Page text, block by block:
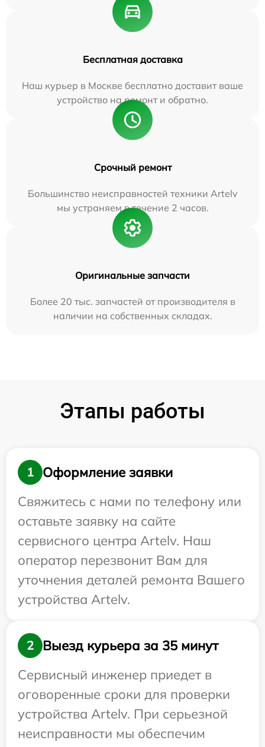
Бесплатная доставка
Наш курьер в Москве бесплатно доставит ваше
устройство на ремонт и обратно.
Срочный ремонт
Большинство неисправностей техники Artelv
мы устраняем в течение 2 часов.
Оригинальные запчасти
Более 20 тыс. запчастей от производителя в
наличии на собственных складах.
Этапы работы
1
Оформление заявки
Свяжитесь с нами по телефону или
оставьте заявку на сайте
сервисного центра Artelv. Наш
оператор перезвонит Вам для
уточнения деталей ремонта Вашего
устройства Artelv.
2
Выезд курьера за 35 минут
Сервисный инженер приедет в
оговоренные сроки для проверки
устройства Artelv. При серьезной
неисправности мы обеспечим